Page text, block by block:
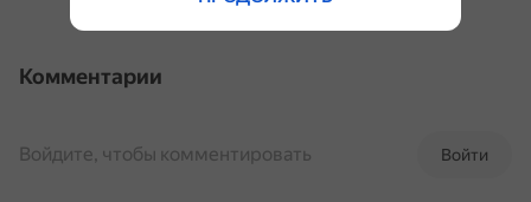
Комментарии
Войти
Войдите, чтобы комментировать